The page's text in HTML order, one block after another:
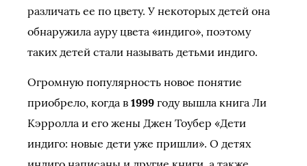
различать ее по цвету. У некоторых детей она
обнаружила ауру цвета «индиго», поэтому
таких детей стали называть детьми индиго.
Огромную популярность новое понятие
приобрело, когда в 1999 году вышла книга Ли
Кэрролла и его жены Джен Тоубер «Дети
индиго: новые дети уже пришли». О детях